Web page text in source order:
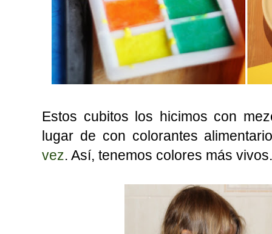
Estos cubitos los hicimos con
lugar de con colorantes
vez. Así, tenemos colores más vivos.